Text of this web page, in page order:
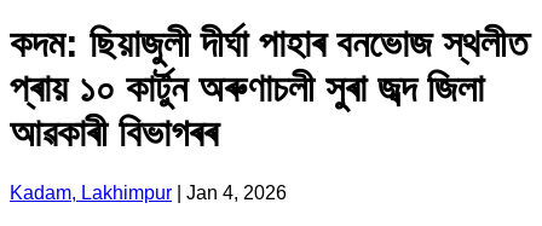
কদম: ছিয়াজুলী দীৰ্ঘা পাহাৰ বনভোজ স্থলীত
প্ৰায় ১০ কাৰ্টুন অৰুণাচলী সুৰা জব্দ জিলা
আৱকাৰী বিভাগৰৰ
Kadam, Lakhimpur Jan 4, 2026